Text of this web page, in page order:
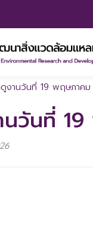
งานวันที่ 19 พฤษภาค
วันที่